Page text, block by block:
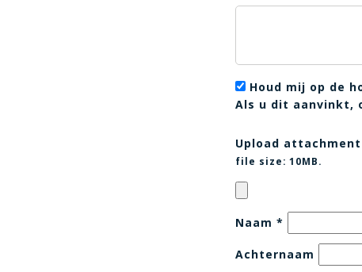
Houd mij op de
Als u dit aanvinkt,
Upload attachment
file size: 10MB.
Naam *
Achternaam